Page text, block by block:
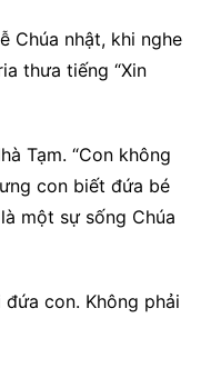
Chúa nhật, khi nghe
thưa tiếng “Xin
Tạm. “Con không
con biết đứa bé
một sự sống Chúa
con. Không phải